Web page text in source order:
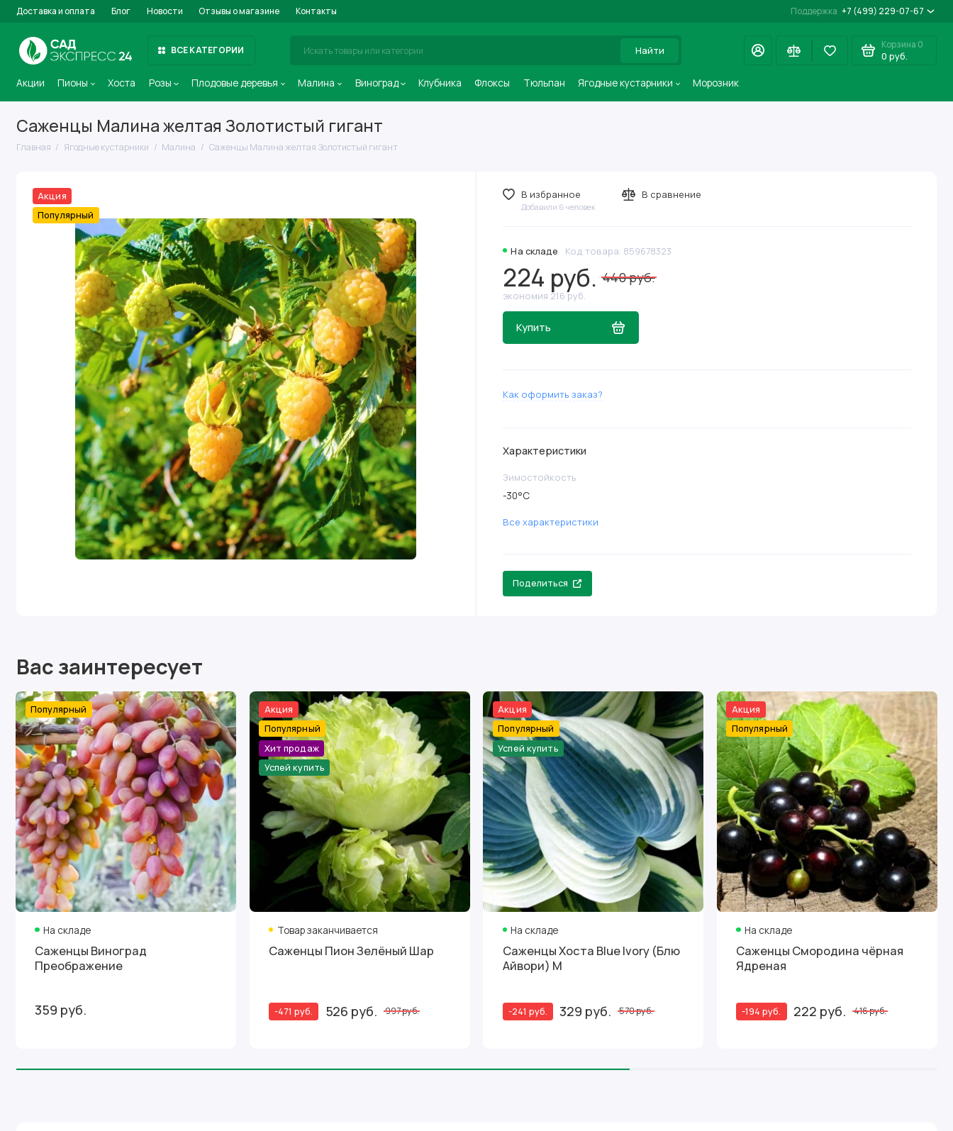
Доставка и оплата Блог Новости Отзывы о магазине Контакты Поддержка +7 (499) 229-07-67
ВСЕ КАТЕГОРИИ Найти Корзина 0
0 руб.
Акции Пионы Хоста Розы Плодовые деревья Малина Виноград Клубника Флоксы Тюльпан Ягодные кустарники Морозник
Саженцы Малина желтая Золотистый гигант
Главная Ягодные кустарники Малина Саженцы Малина желтая Золотистый гигант
Акция
Популярный
На складе Код товара: 859678323
224 руб. 440 руб.
экономия 216 руб.
Купить
В избранное
Добавили 6 человек
В сравнение
Как оформить заказ?
Характеристики
Зимостойкость
-30°C
Все характеристики
Поделиться
Вас заинтересует
Популярный
На складе
Саженцы Виноград
Преображение
359 руб.
Акция
Популярный
Хит продаж
Успей купить
Товар заканчивается
Саженцы Пион Зелёный Шар
-471 руб. 526 руб. 997 руб.
Акция
Популярный
Успей купить
На складе
Саженцы Хоста Blue Ivory (Блю
Айвори) М
-241 руб. 329 руб. 570 руб.
Акция
Популярный
На складе
Саженцы Смородина чёрная
Ядреная
-194 руб. 222 руб. 416 руб.